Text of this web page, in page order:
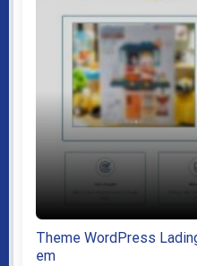
Theme WordPress
em